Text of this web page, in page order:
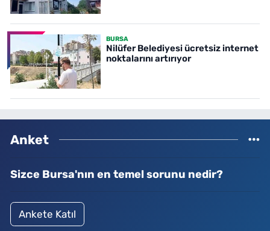
BURSA
Nilüfer Belediyesi ücretsiz internet
noktalarını artırıyor
Anket
Sizce Bursa'nın en temel sorunu nedir?
Ankete Katıl